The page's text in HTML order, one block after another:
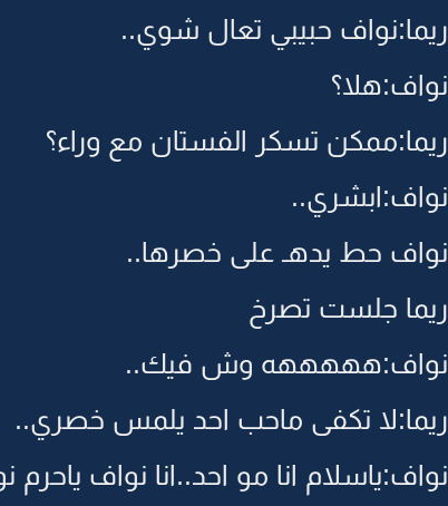
ريما:نواف حبيبي تعال شوي..
نواف:هلا؟
ريما:ممكن تسكر الفستان مع وراء؟
نواف:ابشري..
نواف حط يدهـ على خصرها..
ريما جلست تصرخ
نواف:هههههه وش فيك..
ريما:لا تكفى ماحب احد يلمس خصري..
نواف:ياسلام انا مو احد..انا نواف ياحرم